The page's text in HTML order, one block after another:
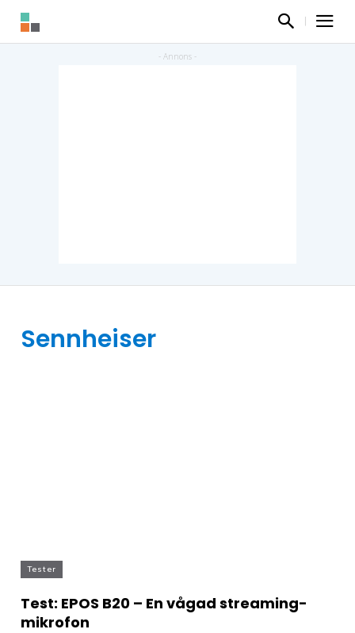
Sennheiser
Tester
Test: EPOS B20 – En vågad streaming-
mikrofon